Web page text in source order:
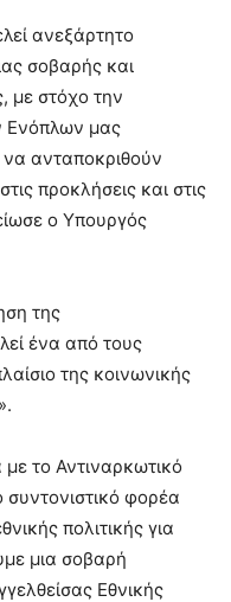
ανεξάρτητο
σοβαρής και
με στόχο την
Ενόπλων μας
ανταποκριθούν
προκλήσεις και στις
ο Υπουργός
της
ένα από τους
της κοινωνικής
το Αντιναρκωτικό
φορέα
πολιτικής για
μια σοβαρή
Εθνικής